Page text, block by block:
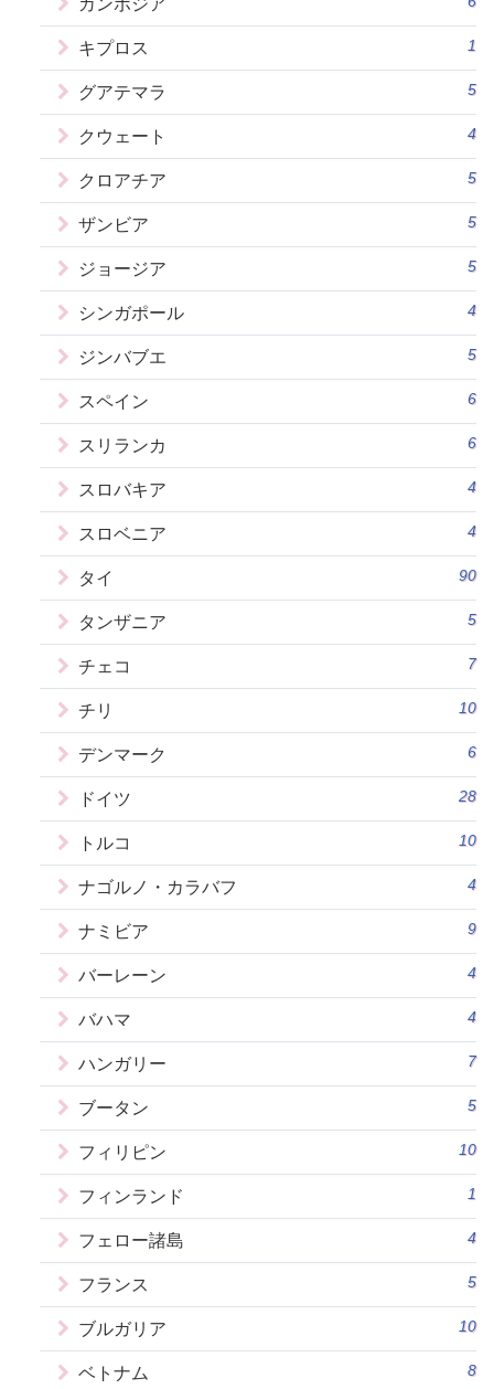
キプロス 1
グアテマラ 5
クウェート 4
クロアチア 5
ザンビア 5
ジョージア 5
シンガポール 4
ジンバブエ 5
スペイン 6
スリランカ 6
スロバキア 4
スロベニア 4
タイ 90
タンザニア 5
チェコ 7
チリ 10
デンマーク 6
ドイツ 28
トルコ 10
ナゴルノ・カラバフ 4
ナミビア 9
バーレーン 4
バハマ 4
ハンガリー 7
ブータン 5
フィリピン 10
フィンランド 1
フェロー諸島 4
フランス 5
ブルガリア 10
ベトナム 8